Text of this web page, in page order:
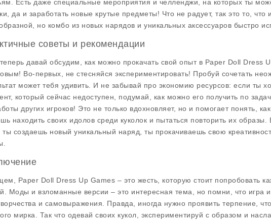
Есть даже специальные мероприятия и челленджи, на которых ты
да и заработать новые крутые предметы! Что не радует, так это то, что
но комбо из новых нарядов и уникальных аксессуаров быстро
советы и рекомендации
давай обсудим, как можно прокачать свой опыт в Paper Doll Dress
Во-первых, не стесняйся экспериментировать! Пробуй сочетать
может тебя удивить. И не забывай про экономию ресурсов: если ты
который сейчас недоступен, подумай, как можно его получить по
других игроков! Это не только вдохновляет, но и помогает понять,
находить своих идолов среди куколок и пытаться повторить их
ты создаешь новый уникальный наряд, ты прокачиваешь свою
Paper Doll Dress Up Games – это жесть, которую стоит попробовать
Моды и взломанные версии – это интересная тема, но помни, что игра и
и самовыражения. Правда, иногда нужно проявить терпение,
мирка. Так что одевай своих кукол, экспериментируй с образом и